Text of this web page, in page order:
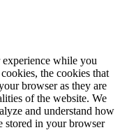
while you
the cookies that
browser as they are
of the website. We
and understand how
stored in your browser